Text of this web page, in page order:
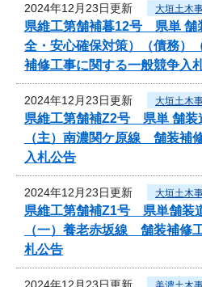
2024年12月23日更新 大垣土木
県維工第舗補暮12号 県単 舗
全・安心確保対策）（債務
補修工事に関する一般競争入
2024年12月23日更新 大垣土木
県維工第舗補Z2号 県単 舗装
（主）南濃関ケ原線 舗装補
入札公告
2024年12月23日更新 大垣土木
県維工第舗補Z1号 県単舗装
（一）養老赤坂線 舗装補修
札公告